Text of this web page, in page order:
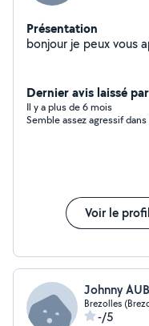
Présentation
bonjour je peux vous
Dernier avis laissé
Il y a plus de 6 mois
Semble assez agressif
Voir le profil
Johnny
Brezolles
-/5